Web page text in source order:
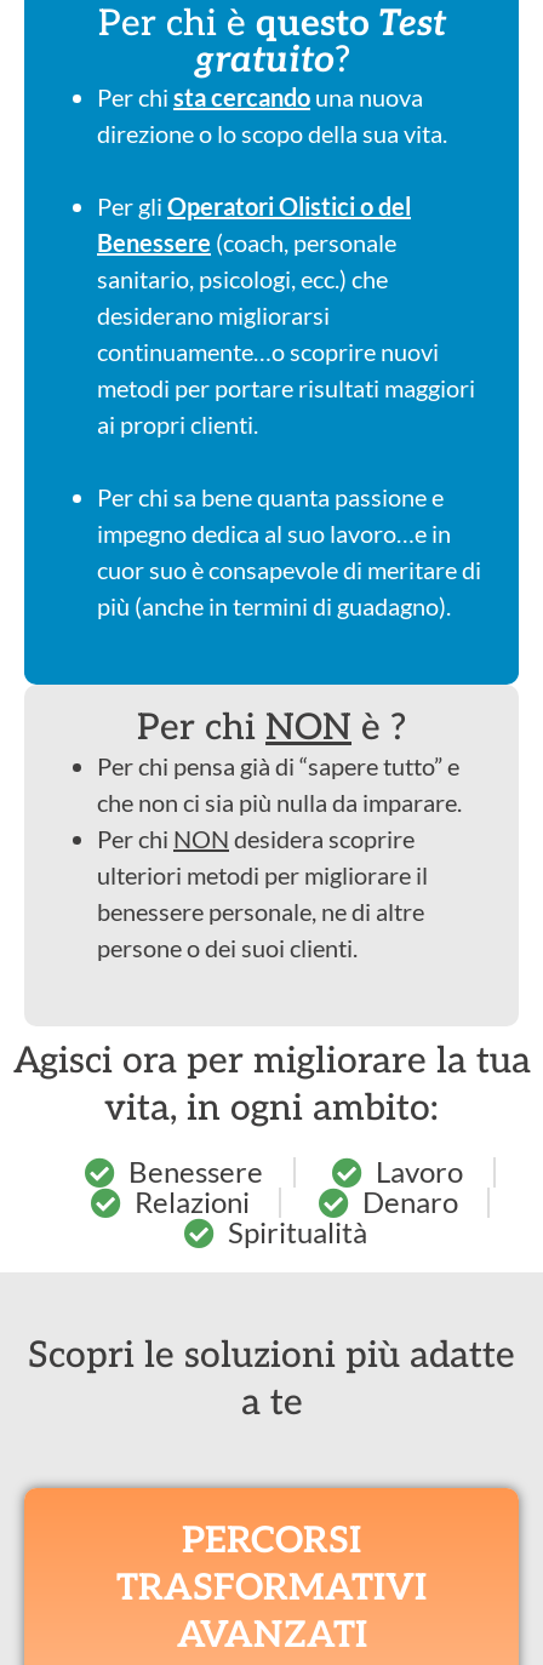
Per chi è questo Test
gratuito?
Per chi sta cercando una nuova
direzione o lo scopo della sua vita.
Per gli Operatori Olisticio del
Benessere (coach, personale
sanitario, psicologi, ecc.) che
desiderano migliorarsi
continuamente…o scoprire nuovi
metodi per portare risultati maggiori
ai propri clienti.
Per chi sa bene quanta passione e
impegno dedica al suo lavoro…e in
cuor suo è consapevole di meritare di
più (anche in termini di guadagno).
Per chi NON è ?
Per chi pensa già di “sapere tutto” e
che non ci sia più nulla da imparare.
Per chi NON desidera scoprire
ulteriori metodi per migliorare il
benessere personale, ne di altre
persone o dei suoi clienti.
Agisci ora per migliorare la tua
vita, in ogni ambito:
Benessere
Lavoro
Relazioni
Denaro
Spiritualità
Scopri le soluzioni più adatte
a te
PERCORSI
TRASFORMATIVI
AVANZATI